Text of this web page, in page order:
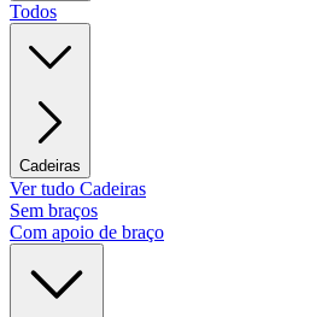
Todos
Cadeiras
Ver tudo Cadeiras
Sem braços
Com apoio de braço